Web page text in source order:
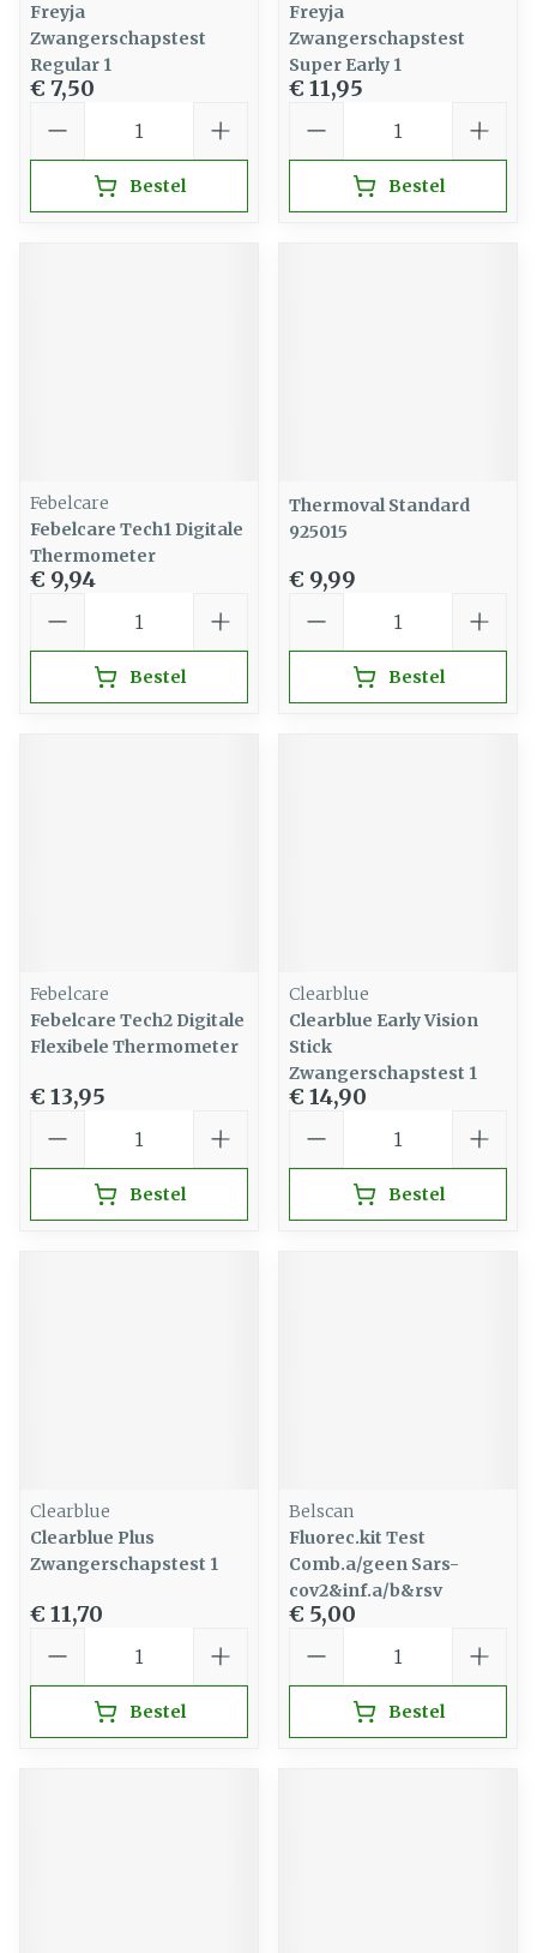
Freyja
Zwangerschapstest
Regular 1
€ 7,50
Bestel
Freyja
Zwangerschapstest
Super Early 1
€ 11,95
Bestel
Febelcare
Febelcare Tech1 Digitale
Thermometer
€ 9,94
Bestel
Thermoval Standard
925015
€ 9,99
Bestel
Febelcare
Febelcare Tech2 Digitale
Flexibele Thermometer
€ 13,95
Bestel
Clearblue
Clearblue Early Vision
Stick
Zwangerschapstest 1
€ 14,90
Bestel
Clearblue
Clearblue Plus
Zwangerschapstest 1
€ 11,70
Bestel
Belscan
Fluorec.kit Test
Comb.a/geen Sars-
cov2&inf.a/b&rsv
€ 5,00
Bestel